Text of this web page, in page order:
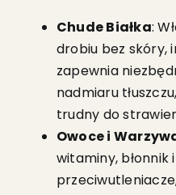
Chude Białka:
drobiu bez skóry,
zapewnia
nadmiaru
trudny do
Owoce i
witaminy, błonnik i